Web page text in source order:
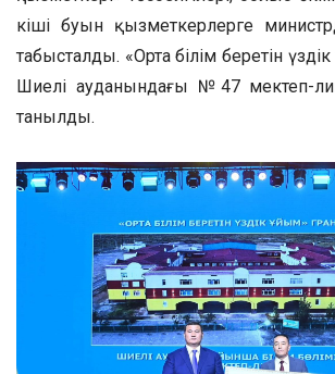
кіші буын қызметкерлерге
табысталды. «Орта білім беретін
Шиелі ауданындағы №47 мектеп-
танылды.